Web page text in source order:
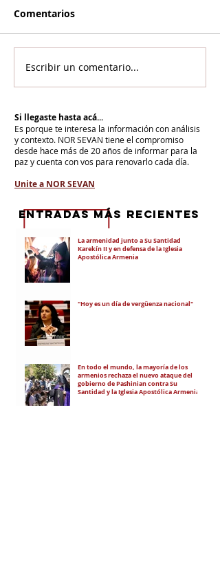
Comentarios
Escribir un comentario...
Si llegaste hasta acá...
Es porque te interesa la información con análisis
y contexto. NOR SEVAN tiene el compromiso
desde hace más de 20 años de informar para la
paz y cuenta con vos para renovarlo cada día.
Unite a NOR SEVAN
La armenidad junto a Su Santidad
Karekín II y en defensa de la Iglesia
Apostólica Armenia
"Hoy es un día de vergüenza nacional"
En todo el mundo, la mayoría de los
armenios rechaza el nuevo ataque del
gobierno de Pashinian contra Su
Santidad y la Iglesia Apostólica Armenia
eNTRADAS MÁS RECIENTES